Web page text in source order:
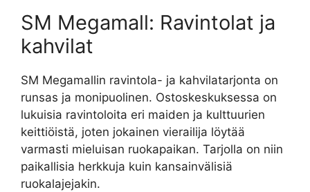
SM Megamall: Ravintolat ja
kahvilat
SM Megamallin ravintola- ja kahvilatarjonta on
runsas ja monipuolinen. Ostoskeskuksessa on
lukuisia ravintoloita eri maiden ja kulttuurien
keittiöistä, joten jokainen vierailija löytää
varmasti mieluisan ruokapaikan. Tarjolla on niin
paikallisia herkkuja kuin kansainvälisiä
ruokalajejakin.